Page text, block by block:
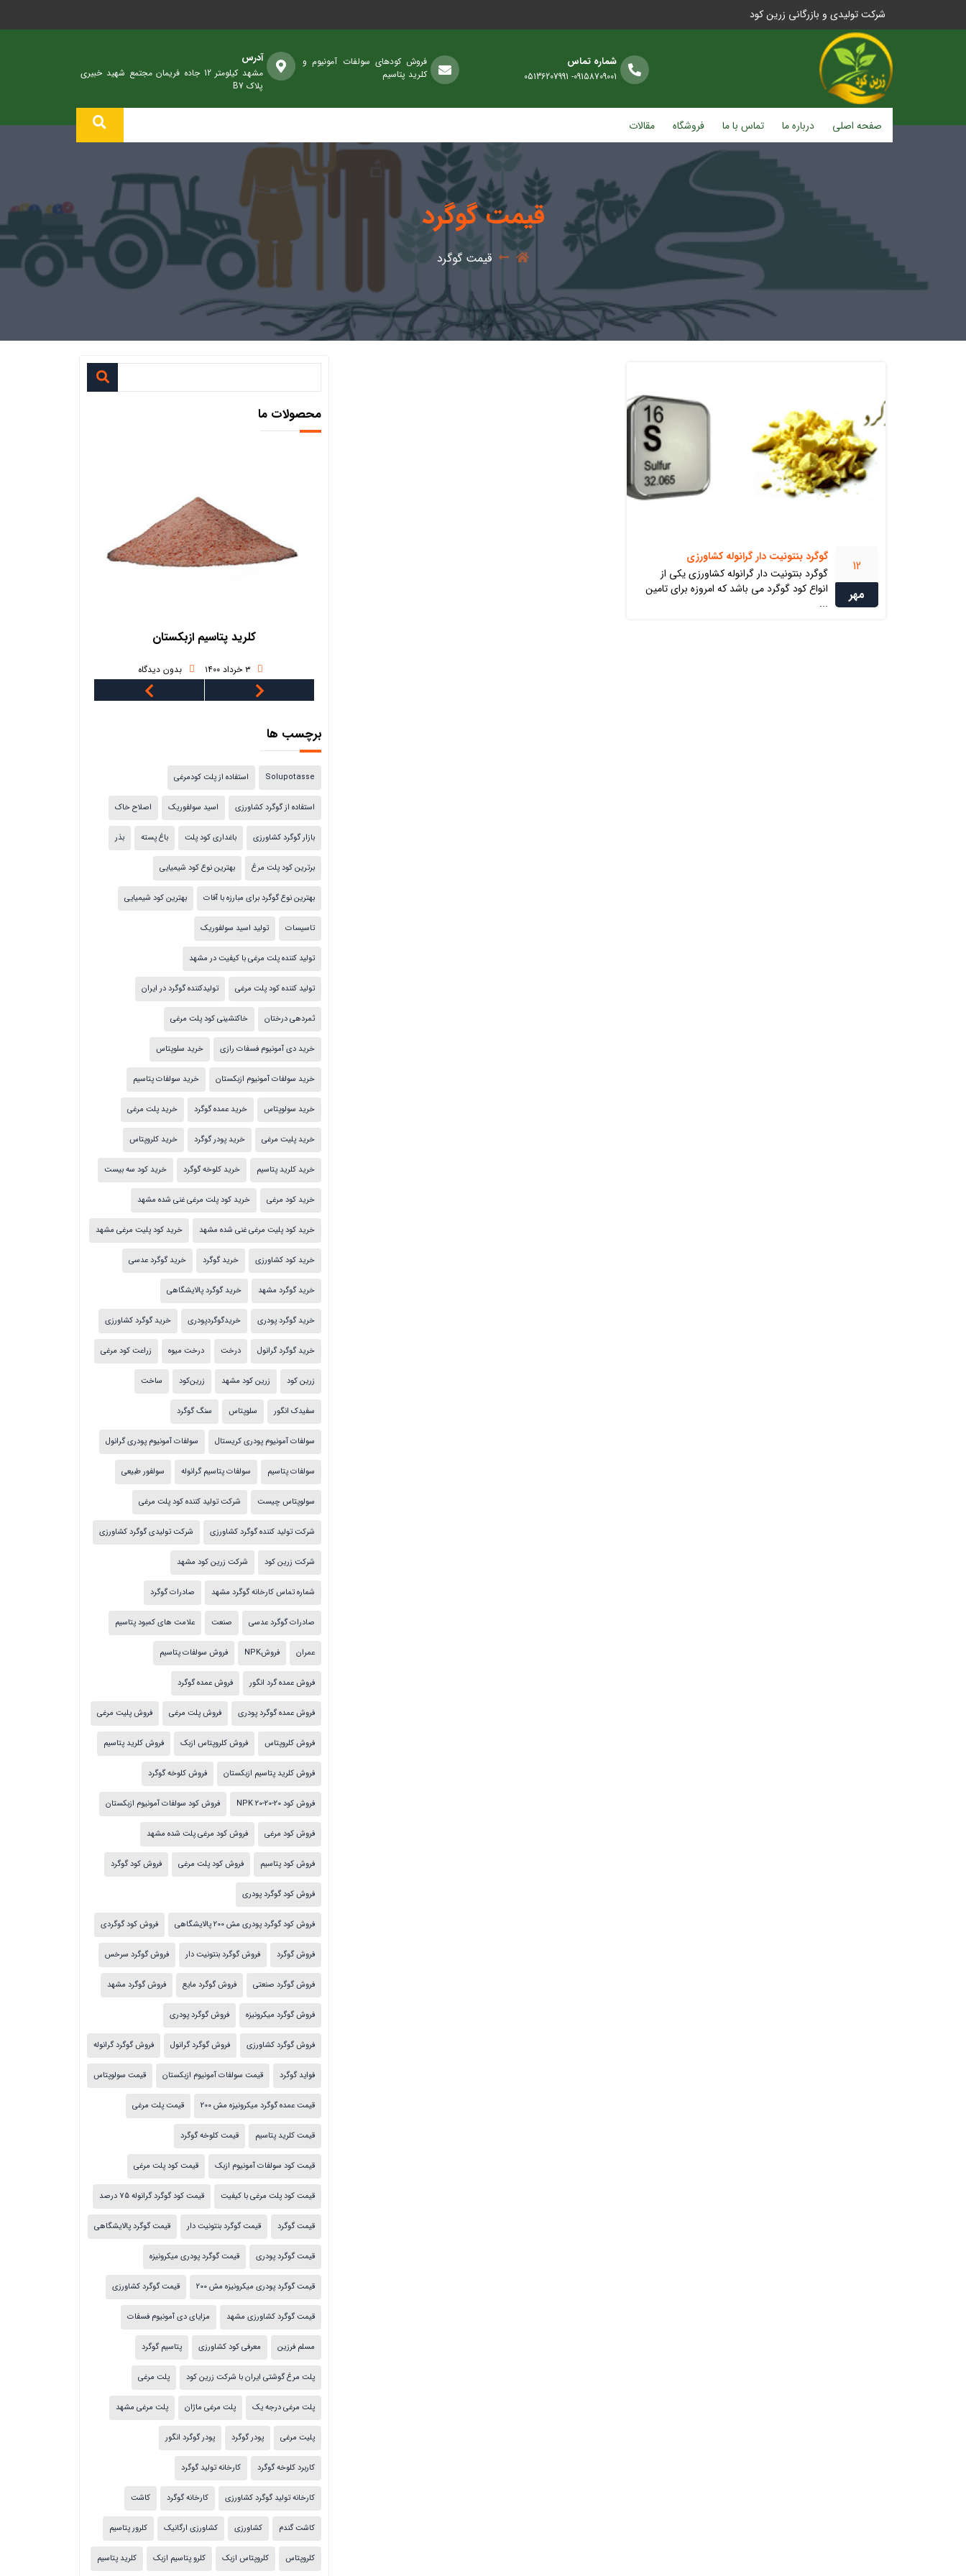
شرکت تولیدی و بازرگانی زرین کود
شماره تماس
09158709001- 05136207991
فروش کودهای سولفات آمونیوم و
کلرید پتاسیم
آدرس
مشهد کیلومتر 12 جاده فریمان مجتمع شهید خبیری
پلاک B7
صفحه اصلی درباره ما تماس با ما فروشگاه مقالات
قیمت گوگرد
قیمت گوگرد
12
مهر
گوگرد بنتونیت دار گرانوله کشاورزی
گوگرد بنتونیت دار گرانوله کشاورزی یکی از
انواع کود گوگرد می باشد که امروزه برای تامین
...
محصولات ما
کلرید پتاسیم ازبکستان
بدون دیدگاه
برچسب ها
Solupotasse استفاده از پلت کودمرغی
استفاده از گوگرد کشاورزی اسید سولفوریک اصلاح خاک
بازار گوگرد کشاورزی باغداری کود پلت باغ پسته بذر
برترین کود پلت مرغ بهترین نوع کود شیمیایی
بهترین نوع گوگرد برای مبارزه با آفات بهترین کود شیمیایی
تاسیسات تولید اسید سولفوریک
تولید کننده پلت مرغی با کیفیت در مشهد
تولید کننده کود پلت مرغی تولیدکننده گوگرد در ایران
ثمردهی درختان خاکنشینی کود پلت مرغی
خرید دی آمونیوم فسفات رازی خرید سلوپتاس
خرید سولفات آمونیوم ازبکستان خرید سولفات پتاسیم
خرید سولوپتاس خرید عمده گوگرد خرید پلت مرغی
خرید پلیت مرغی خرید پودر گوگرد خرید کلروپتاس
خرید کلرید پتاسیم خرید کلوخه گوگرد خرید کود سه بیست
خرید کود مرغی خرید کود پلت مرغی غنی شده مشهد
خرید کود پلیت مرغی غنی شده مشهد خرید کود پلیت مرغی مشهد
خرید کود کشاورزی خرید گوگرد خرید گوگرد عدسی
خرید گوگرد مشهد خرید گوگرد پالایشگاهی
خرید گوگرد پودری خریدگوگردپودری خرید گوگرد کشاورزی
خرید گوگرد گرانول درخت درخت میوه زراعت کود مرغی
زرین کود زرین کود مشهد زرین‌کود ساخت
سفیدک انگور سلوپتاس سنگ گوگرد
سولفات آمونیوم پودری کریستال سولفات آمونیوم پودری گرانول
سولفات پتاسیم سولفات پتاسیم گرانوله سولفور طبیعی
سولوپتاس چیست شرکت تولید کننده کود پلت مرغی
شرکت تولید کننده گوگرد کشاورزی شرکت تولیدی گوگرد کشاورزی
شرکت زرین کود شرکت زرین کود مشهد
شماره تماس کارخانه گوگرد مشهد صادرات گوگرد
صادرات گوگرد عدسی صنعت علامت های کمبود پتاسیم
عمران فروشNPK فروش سولفات پتاسیم
فروش عمده گرد انگور فروش عمده گوگرد
فروش عمده گوگرد پودری فروش پلت مرغی فروش پلیت مرغی
فروش کلروپتاس فروش کلروپتاس ازبک فروش کلرید پتاسیم
فروش کلرید پتاسیم ازبکستان فروش کلوخه گوگرد
فروش کود NPK 20-20-20 فروش کود سولفات آمونیوم ازبکستان
فروش کود مرغی فروش کود مرغی پلت شده مشهد
فروش کود پتاسیم فروش کود پلت مرغی فروش کود گوگرد
فروش کود گوگرد پودری
فروش کود گوگرد پودری مش 200 پالایشگاهی فروش کود گوگردی
فروش گوگرد فروش گوگرد بنتونیت دار فروش گوگرد سرخس
فروش گوگرد صنعتی فروش گوگرد مایع فروش گوگرد مشهد
فروش گوگرد میکرونیزه فروش گوگرد پودری
فروش گوگرد کشاورزی فروش گوگرد گرانول فروش گوگرد گرانوله
فواید گوگرد قیمت سولفات آمونیوم ازبکستان قیمت سولوپتاس
قیمت عمده گوگرد میکرونیزه مش 200 قیمت پلت مرغی
قیمت کلرید پتاسیم قیمت کلوخه گوگرد
قیمت کود سولفات آمونیوم ازبک قیمت کود پلت مرغی
قیمت کود پلت مرغی با کیفیت قیمت کود گوگرد گرانوله 75 درصد
قیمت گوگرد قیمت گوگرد بنتونیت دار قیمت گوگرد پالایشگاهی
قیمت گوگرد پودری قیمت گوگرد پودری میکرونیزه
قیمت گوگرد پودری میکرونیزه مش 200 قیمت گوگرد کشاورزی
قیمت گوگرد کشاورزی مشهد مزایای دی آمونیوم فسفات
مسلم فرزین معرفی کود کشاورزی پتاسیم گوگرد
پلت مرغ گوشتی ایران با شرکت زرین کود پلت مرغی
پلت مرغی درجه یک پلت مرغی ماژان پلت مرغی مشهد
پلیت مرغی پودر گوگرد پودر گوگرد انگور
کاربرد کلوخه گوگرد کارخانه تولید گوگرد
کارخانه تولید گوگرد کشاورزی کارخانه گوگرد کاشت
کاشت گندم کشاورزی کشاورزی ارگانیک کلرور پتاسیم
کلروپتاس کلروپتاس ازبک کلرو پتاسیم ازبک کلرید پتاسیم